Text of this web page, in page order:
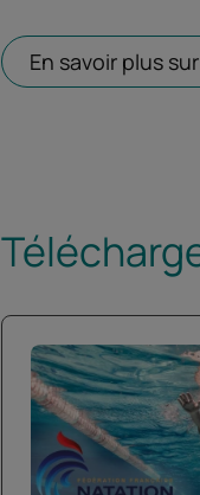
En savoir plus